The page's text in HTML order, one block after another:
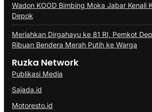
Wadon KOOD Bimbing Moka Jabar Kenali
Depok
Meriahkan Dirgahayu ke 81 RI, Pemkot
Ribuan Bendera Merah Putih ke Warga
Ruzka Network
Publikasi Media
Sajada.id
Motoresto.id